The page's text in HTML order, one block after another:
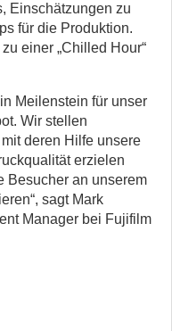
Einschätzungen zu
für die Produktion.
einer „Chilled Hour“
Meilenstein für unser
Wir stellen
deren Hilfe unsere
erzielen
Besucher an unserem
sagt Mark
Manager bei Fujifilm